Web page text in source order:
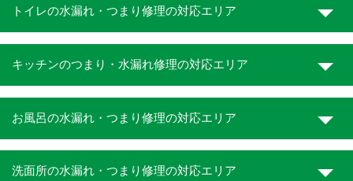
トイレの水漏れ・つまり修理の対応エリア
キッチンのつまり・水漏れ修理の対応エリア
お風呂の水漏れ・つまり修理の対応エリア
洗面所の水漏れ・つまり修理の対応エリア